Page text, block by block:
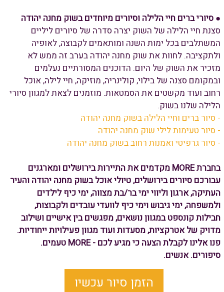
● סיורי ברים חיי הלילה וסיורים מיוחדים בשוק מחנה יהודה
סצנת חיי הלילה של השוק יצרה סדרה של סיורים ליליים
המשתלבים בכל ימות השנה ומותאמים לקבוצה, לאופיה
ולתקציבה. לחוות את שוק מחנה יהודה בערב זה ממש לא
מזכיר את השוק של היום. הדוכנים המסורתיים נעלמים
ובמקומם סצנה של בילוי, קולינריה, מוזיקה, חיי לילה, אוכל
רחוב ועוד מקשטים את הסמטאות. מוזמנים לצאת למגוון סיורי
הלילה שלנו בשוק.
- סיור ברים וחיי הלילה בשוק מחנה יהודה
- סיור טעימות לילי שוק מחנה יהודה
- סיור גרפיטי ואמנות רחוב בשוק מחנה יהודה
בחברת MORE מקדמים את התיירות בירושלים ומארגנים
עבורכם סיורים בירושלים, טיולי אוכל בשוק מחנה יהודה והעיר
העתיקה, ארגון וליווי ימי בר/בת מצווה, ימי כיף לילדים
ולמשפחה, ימי גיבוש וימי כיף לוועדי עובדים ולקבוצות,
חבילות קונספט במגוון נושאים, מפגשים בין אישיים ושילוב
מדויק של אטרקציות, מסעדות ועוד מגוון פעילויות ייחודיות.
פנו אלינו לקבלת הצעה כי מגיע לכם - MORE טעמים.
סיפורים. אנשים.
הזמן סיור עכשיו